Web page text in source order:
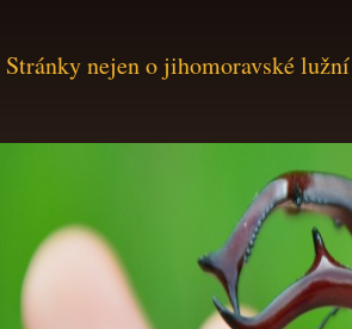
Stránky nejen o jihomoravské